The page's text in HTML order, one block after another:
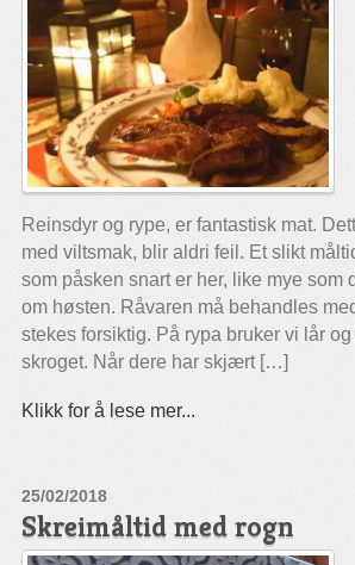
Reinsdyr og rype, er fantastisk mat.
med viltsmak, blir aldri feil. Et slikt
som påsken snart er her, like mye som
om høsten. Råvaren må behandles
stekes forsiktig. På rypa bruker vi lår
skroget. Når dere har skjært […]
Klikk for å lese mer...
25/02/2018
Skreimåltid med rogn